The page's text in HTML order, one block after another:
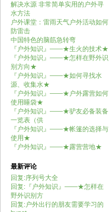
解决水源 非常简单实用的户外寻
水方法
户外课堂：雷雨天气户外活动如何
防雷击
中国特色的脑筋急转弯
『户外知识』——★生火的技术★
『户外知识』——★怎样在野外识
别方向★
『户外知识』——★如何寻找水
源、收集水★
『户外知识』——★户外露营如何
使用睡袋★
『户外知识』——★驴友必备装备
一览表（供
『户外知识』——★帐篷的选择与
使用★
『户外知识』——★露营营地★
最新评论
回复:序列号大全
回复:『户外知识』——★怎样在
野外识别方
回复:户外出行的朋友需要学习的